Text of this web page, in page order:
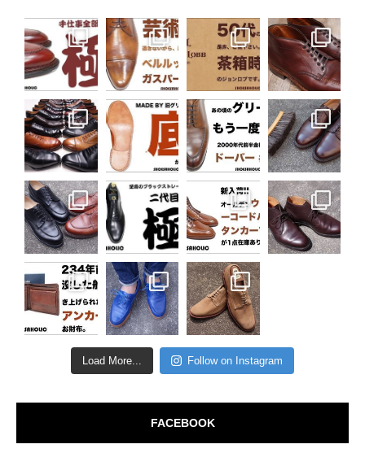
Load More... Follow on Instagram
FACEBOOK